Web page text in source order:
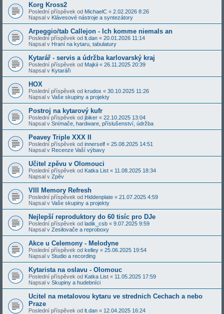
Korg Kross2
Poslední příspěvek od MichaelC « 2.02.2026 8:26
Napsal v Klávesové nástroje a syntezátory
Arpeggio/tab Callejon - Ich komme niemals an
Poslední příspěvek od lt.dan « 20.01.2026 11:14
Napsal v Hraní na kytaru, tabulatury
Kytarář - servis a údržba karlovarský kraj
Poslední příspěvek od Majkii « 26.11.2025 20:39
Napsal v Kytaráři
HOX
Poslední příspěvek od krudox « 30.10.2025 11:26
Napsal v Vaše skupiny a projekty
Postroj na kytarový kufr
Poslední příspěvek od jbiker « 22.10.2025 13:04
Napsal v Snímače, hardware, příslušenství, údržba
Peavey Triple XXX II
Poslední příspěvek od innerself « 25.08.2025 14:51
Napsal v Recenze Vaší výbavy
Učitel zpěvu v Olomouci
Poslední příspěvek od Katka List « 11.08.2025 18:34
Napsal v Zpěv
VIII Memory Refresh
Poslední příspěvek od Hiddenplate « 21.07.2025 4:59
Napsal v Vaše skupiny a projekty
Nejlepší reproduktory do 60 tisíc pro DJe
Poslední příspěvek od ladik_csb « 9.07.2025 9:59
Napsal v Zesilovače a reproboxy
Akce u Celemony - Melodyne
Poslední příspěvek od kelley « 25.06.2025 19:54
Napsal v Studio a recording
Kytarista na oslavu - Olomouc
Poslední příspěvek od Katka List « 11.05.2025 17:59
Napsal v Skupiny a hudebníci
Ucitel na metalovou kytaru ve strednich Cechach a nebo
Praze
Poslední příspěvek od lt.dan « 12.04.2025 16:24